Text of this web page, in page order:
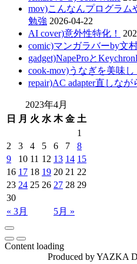
mov)こんなんプログラム
勉強 2026-04-22
AI cover)意外性特化！
comic)マンガラバーby文
gadget)NapeProと
cook-mov)うなぎを美味
repair)AC adapter直しなが
2023年4月
日
月 火 水 木 金 土
« 3月 5月 »
1
2
3 4 5 6 7
8
9
10 11 12 13 14 15
16 17 18 19 20 21 22
23 24 25 26 27 28 29
30
Content loading
Produced by YAZKA